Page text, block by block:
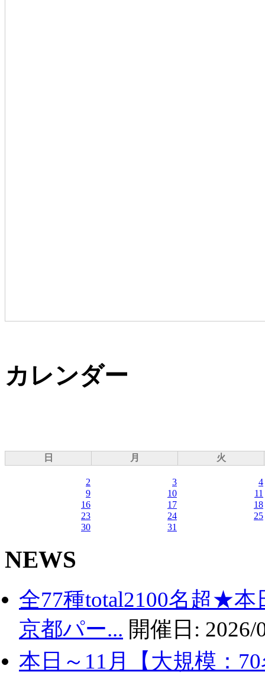
カレンダー
日 月 火
2 3
4
9
10
11
16
17
18
23
24
25
30
31
NEWS
全77種total2100名超★本
京都パー... 開催日: 2026/
本日～11月【大規模：